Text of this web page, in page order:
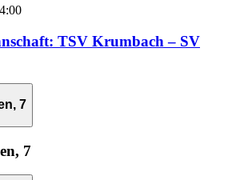
TSV Krumbach – SV
7
7